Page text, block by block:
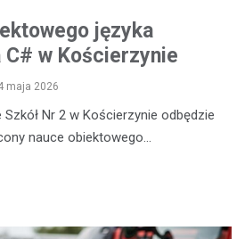
języka
C# w Kościerzynie
maja 2026
Nr 2 w Kościerzynie odbędzie
nauce obiektowego…